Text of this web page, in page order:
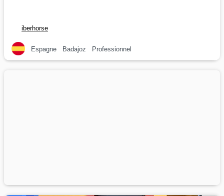
iberhorse
Espagne Badajoz Professionnel